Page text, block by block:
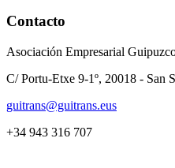
Contacto
Asociación Empresarial
C/ Portu-Etxe 9-1º, 20018 - San
guitrans@guitrans.eus
+34 943 316 707